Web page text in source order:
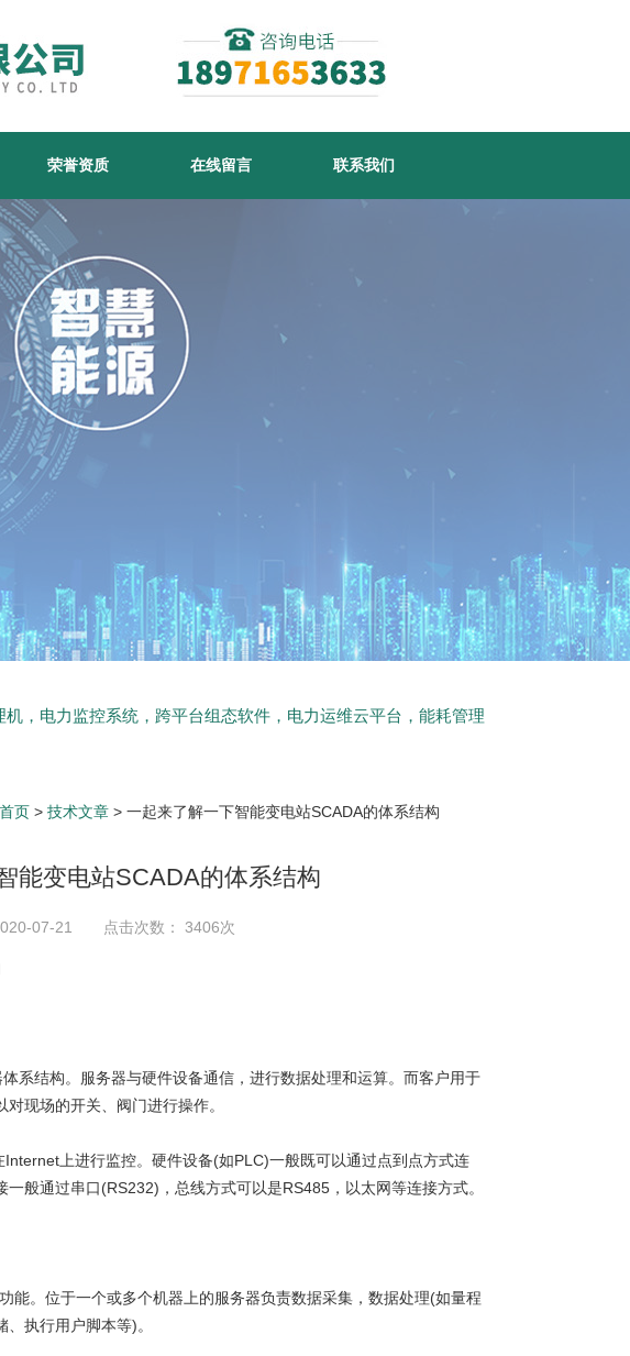
荣誉资质 在线留言 联系我们
机，电力监控系统，跨平台组态软件，电力运维云平台，能耗管理
首页 > 技术文章 > 一起来了解一下智能变电站SCADA的体系结构
能变电站SCADA的体系结构
07-21 点击次数： 3406次
结构。服务器与硬件设备通信，进行数据处理和运算。而客户用于
现场的开关、阀门进行操作。
上进行监控。硬件设备(如PLC)一般既可以通过点到点方式连
般通过串口(RS232)，总线方式可以是RS485，以太网等连接方式。
。位于一个或多个机器上的服务器负责数据采集，数据处理(如量程
执行用户脚本等)。